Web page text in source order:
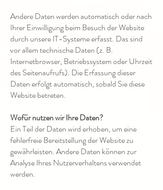
Andere Daten werden automatisch oder nach
Ihrer Einwilligung beim Besuch der Website
durch unsere IT-Systeme erfasst. Das sind
vor allem technische Daten (z. B.
Internetbrowser, Betriebssystem oder Uhrzeit
des Seitenaufrufs). Die Erfassung dieser
Daten erfolgt automatisch, sobald Sie diese
Website betreten.
Wofür nutzen wir Ihre Daten?
Ein Teil der Daten wird erhoben, um eine
fehlerfreie Bereitstellung der Website zu
gewährleisten. Andere Daten können zur
Analyse Ihres Nutzerverhaltens verwendet
werden.